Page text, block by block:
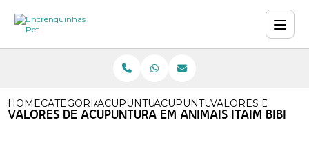
HOMECATEGORIASACUPUNTURAACUPUNTURA ANIMAL
VALORES DE
VALORES DE ACUPUNTURA EM ANIMAIS ITAIM BIBI